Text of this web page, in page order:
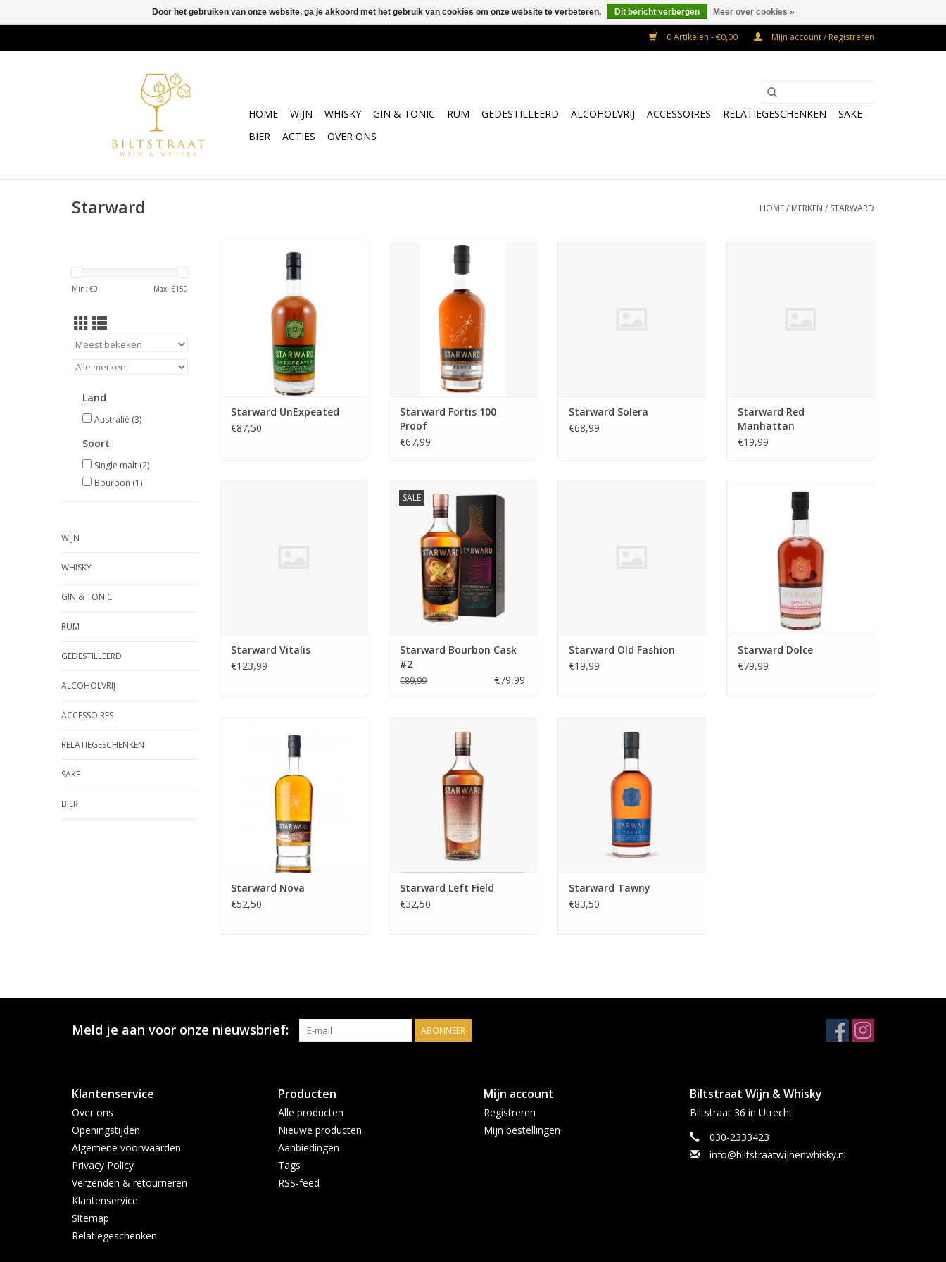
0 Artikelen - €0,00 Mijn account / Registreren
HOME WIJN WHISKY GIN & TONIC RUM GEDESTILLEERD ALCOHOLVRIJ ACCESSOIRES RELATIEGESCHENKEN
SAKE
BIER
ACTIES OVER ONS
Starward HOME/ MERKEN / STARWARD
Min: €0 Max: €150
Land
Australië (3)
Soort
Single malt (2)
Bourbon (1)
WIJN
WHISKY
GIN & TONIC
RUM
GEDESTILLEERD
ALCOHOLVRIJ
ACCESSOIRES
RELATIEGESCHENKEN
SAKE
BIER
samen met het gerookte uit Islay,
Schotland. Het rode fruit van de
met het gerookte van de Islay-
vaten. Tropisch fruit, rijpe rode
bessen en het rook.
Starward UnExpeated
€87,50
Gelegen op Amerikaans eiken,
shiraz- én cabernet sauvignon-
vaten. Dit geeft de Starward
Fortis zijn mooie amber kleur en
smaken als vanille en veel rood
fruit! Vol en zacht.
Starward Fortis 100
Proof
€67,99
Starward Solera
€68,99
Starward Red
Manhattan
€19,99
Starward Vitalis
€123,99
SALE
Starward Bourbon Cask
#2
€89,99 €79,99
Starward Old Fashion
€19,99
van gemaakt zijn! Twee keer
gedestilleerd en gerijpt op rode
wijn vaten uit de buurt met een
finish in dessertwijn vaten.
Gedroogd fruit, marsepein en
een zoetje.
Starward Dolce
€79,99
rode wijn vaten van Australische
shiraz, cabernet sauvignon en
pinot noir. Karamel, rode besjes,
vanille en wat kruidigheid is wat
je er in terug kan vinden.
Starward Nova
€52,50
heeft zijn mooie kleur gekregen
van de wijnvaten maar hij in heeft
mogen rusten. Dit geeft hem ook
zijn fantastische fruittonen met
wat subtiele vanille in de
achtergrond. Een Single Malt om
trots op te zijn.d
TOEVOEGEN AAN WINKELWAGEN
Starward Left Field
€32,50
subtiel maar heel smaakvol door
de Starward geweven. Een
aanrader!
Starward Tawny
€83,50
Meld je aan voor onze nieuwsbrief: ABONNEER
Klantenservice
Over ons
Openingstijden
Algemene voorwaarden
Privacy Policy
Verzenden & retourneren
Klantenservice
Sitemap
Relatiegeschenken
Producten
Alle producten
Nieuwe producten
Aanbiedingen
Tags
RSS-feed
Mijn account
Registreren
Mijn bestellingen
Biltstraat Wijn & Whisky
Biltstraat 36 in Utrecht
030-2333423
info@biltstraatwijnenwhisky.nl
Door het gebruiken van onze website, ga je akkoord met het gebruik van cookies om onze website te verbeteren. Dit bericht verbergen Meer over cookies »